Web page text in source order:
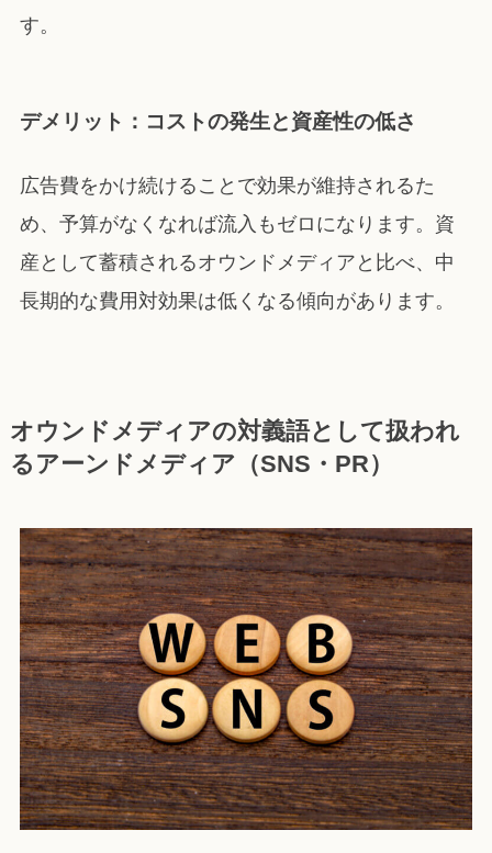
す。
デメリット：コストの発生と資産性の低さ
広告費をかけ続けることで効果が維持されるた
め、予算がなくなれば流入もゼロになります。資
産として蓄積されるオウンドメディアと比べ、中
長期的な費用対効果は低くなる傾向があります。
オウンドメディアの対義語として扱われ
るアーンドメディア（SNS・PR）